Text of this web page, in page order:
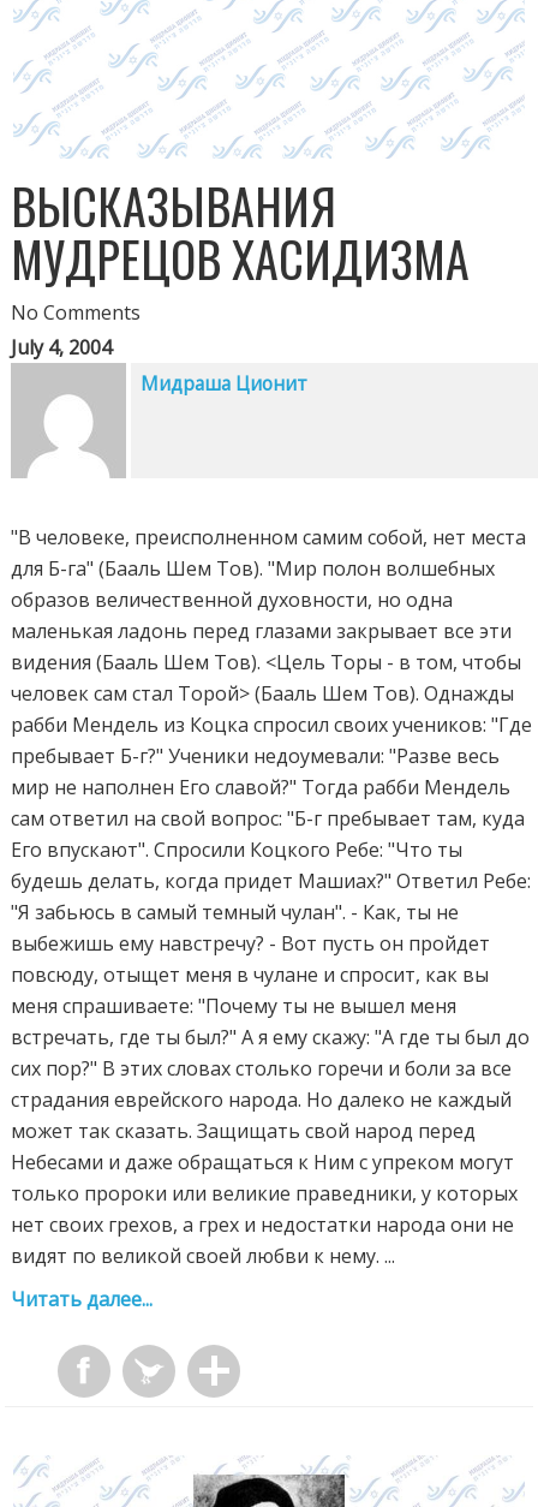
ВЫСКАЗЫВАНИЯ
МУДРЕЦОВ ХАСИДИЗМА
No Comments
July 4, 2004
Мидраша Ционит
"В человеке, преисполненном самим собой, нет места
для Б-га" (Бааль Шем Тов). "Мир полон волшебных
образов величественной духовности, но одна
маленькая ладонь перед глазами закрывает все эти
видения (Бааль Шем Тов). <Цель Торы - в том, чтобы
человек сам стал Торой> (Бааль Шем Тов). Однажды
рабби Мендель из Коцка спросил своих учеников: "Где
пребывает Б-г?" Ученики недоумевали: "Разве весь
мир не наполнен Его славой?" Тогда рабби Мендель
сам ответил на свой вопрос: "Б-г пребывает там, куда
Его впускают". Спросили Коцкого Ребе: "Что ты
будешь делать, когда придет Машиах?" Ответил Ребе:
"Я забьюсь в самый темный чулан". - Как, ты не
выбежишь ему навстречу? - Вот пусть он пройдет
повсюду, отыщет меня в чулане и спросит, как вы
меня спрашиваете: "Почему ты не вышел меня
встречать, где ты был?" А я ему скажу: "А где ты был до
сих пор?" В этих словах столько горечи и боли за все
страдания еврейского народа. Но далеко не каждый
может так сказать. Защищать свой народ перед
Небесами и даже обращаться к Ним с упреком могут
только пророки или великие праведники, у которых
нет своих грехов, а грех и недостатки народа они не
видят по великой своей любви к нему. ...
Читать далее...